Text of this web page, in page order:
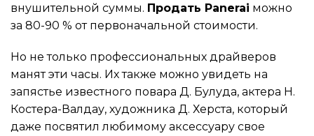
внушительной суммы. Продать Panerai можно
за 80-90 % от первоначальной стоимости.
Но не только профессиональных драйверов
манят эти часы. Их также можно увидеть на
запястье известного повара Д. Булуда, актера Н.
Костера-Валдау, художника Д. Херста, который
даже посвятил любимому аксессуару свое